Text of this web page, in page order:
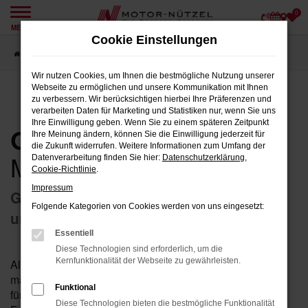
Zum
springen
MENÜ
0
Geschäftskundenbei
Motor-Nützel
Geschäftskundenlösungen für Gewerbe
und Großkunden
Als starker Mobilitätspartner bietet Motor‑Nützel
maßgeschneiderte Lösungen für
für
Großkunden. Von der individuellen Beratung bis zum
Cookie Einstellungen
Wir nutzen Cookies, um Ihnen die bestmögliche Nutzung unserer
Webseite zu ermöglichen und unsere Kommunikation mit Ihnen
zu verbessern. Wir berücksichtigen hierbei Ihre Präferenzen und
verarbeiten Daten für Marketing und Statistiken nur, wenn Sie uns
Ihre Einwilligung geben. Wenn Sie zu einem späteren Zeitpunkt
Ihre Meinung ändern, können Sie die Einwilligung jederzeit für
die Zukunft widerrufen. Weitere Informationen zum Umfang der
Datenverarbeitung finden Sie hier: Datenschutzerklärung,
Cookie-Richtlinie.
Impressum
Folgende Kategorien von Cookies werden von uns eingesetzt:
Essentiell
Diese Technologien sind erforderlich, um die
Kernfunktionalität der Webseite zu gewährleisten.
Funktional
Diese Technologien bieten die bestmögliche Funktionalität